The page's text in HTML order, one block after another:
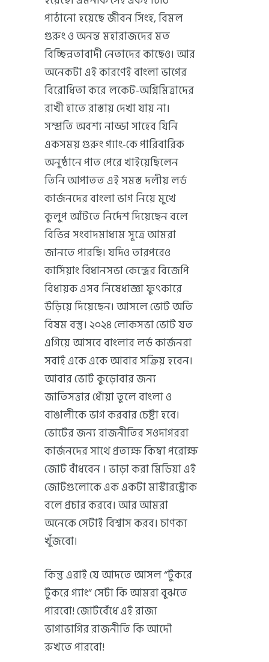
পাঠানো হয়েছে জীবন সিংহ, বিমল
গুরুং ও অনন্ত মহারাজদের মত
বিচ্ছিন্নতাবাদী নেতাদের কাছেও। আর
অনেকটা এই কারণেই বাংলা ভাগের
বিরোধিতা করে লকেট-অগ্নিমিত্রাদের
রাখী হাতে রাস্তায় দেখা যায় না।
সম্প্রতি অবশ্য নাড্ডা সাহেব যিনি
একসময় গুরুং গ্যাং-কে পারিবারিক
অনুষ্ঠানে পাত পেরে খাইয়েছিলেন
তিনি আপাতত এই সমস্ত দলীয় লর্ড
কার্জনদের বাংলা ভাগ নিয়ে মুখে
কুলুপ আঁটতে নির্দেশ দিয়েছেন বলে
বিভিন্ন সংবাদমাধ্যম সূত্রে আমরা
জানতে পারছি। যদিও তারপরেও
কার্সিয়াং বিধানসভা কেন্দ্রের বিজেপি
বিধায়ক এসব নিষেধাজ্ঞা ফুৎকারে
উড়িয়ে দিয়েছেন। আসলে ভোট অতি
বিষম বস্তু। ২০২৪ লোকসভা ভোট যত
এগিয়ে আসবে বাংলার লর্ড কার্জনরা
সবাই একে একে আবার সক্রিয় হবেন।
আবার ভোট কুড়োবার জন্য
জাতিসত্তার ধোঁয়া তুলে বাংলা ও
বাঙালীকে ভাগ করবার চেষ্টা হবে।
ভোটের জন্য রাজনীতির সওদাগররা
কার্জনদের সাথে প্রত্যক্ষ কিম্বা পরোক্ষ
জোট বাঁধবেন । ভাড়া করা মিডিয়া এই
জোটগুলোকে এক একটা মাস্টারস্ট্রোক
বলে প্রচার করবে। আর আমরা
অনেকে সেটাই বিশ্বাস করব। চাণক্য
খুঁজবো।
কিন্তু এরাই যে আদতে আসল “টুকরে
টুকরে গ্যাং” সেটা কি আমরা বুঝতে
পারবো! জোটবেঁধে এই রাজ্য
ভাগাভাগির রাজনীতি কি আদৌ
রুখতে পারবো!